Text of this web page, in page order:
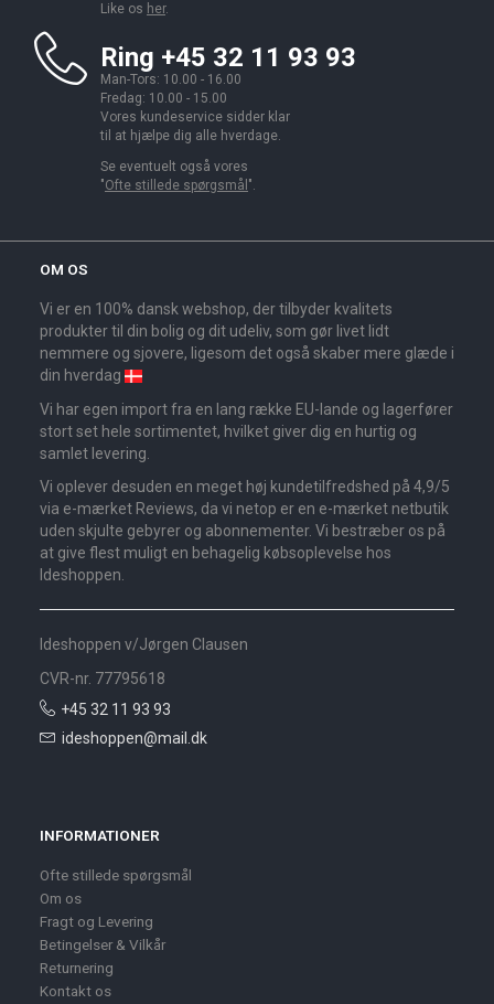
Like os her.
Ring +45 32 11 93 93
Man-Tors: 10.00 - 16.00
Fredag: 10.00 - 15.00
Vores kundeservice sidder klar
til at hjælpe dig alle hverdage.
Se eventuelt også vores
"Ofte stillede spørgsmål ".
OM OS
Vi er en 100% dansk webshop, der tilbyder kvalitets
produkter til din bolig og dit udeliv, som gør livet lidt
nemmere og sjovere, ligesom det også skaber mere glæde i
din hverdag
Vi har egen import fra en lang række EU-lande og lagerfører
stort set hele sortimentet, hvilket giver dig en hurtig og
samlet levering.
Vi oplever desuden en meget høj kundetilfredshed på 4,9/5
via e-mærket Reviews, da vi netop er en e-mærket netbutik
uden skjulte gebyrer og abonnementer. Vi bestræber os på
at give flest muligt en behagelig købsoplevelse hos
Ideshoppen.
Ideshoppen v/Jørgen Clausen
CVR-nr. 77795618
+45 32 11 93 93
ideshoppen@mail.dk
INFORMATIONER
Ofte stillede spørgsmål
Om os
Fragt og Levering
Betingelser & Vilkår
Returnering
Kontakt os